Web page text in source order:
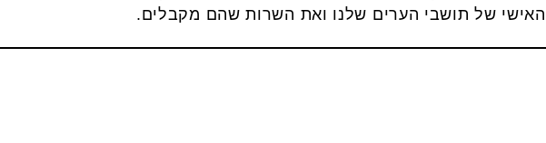
האישי של תושבי הערים שלנו ואת השרות שהם מקבלים.